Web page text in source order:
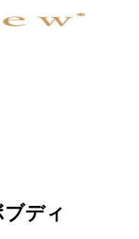
ディ